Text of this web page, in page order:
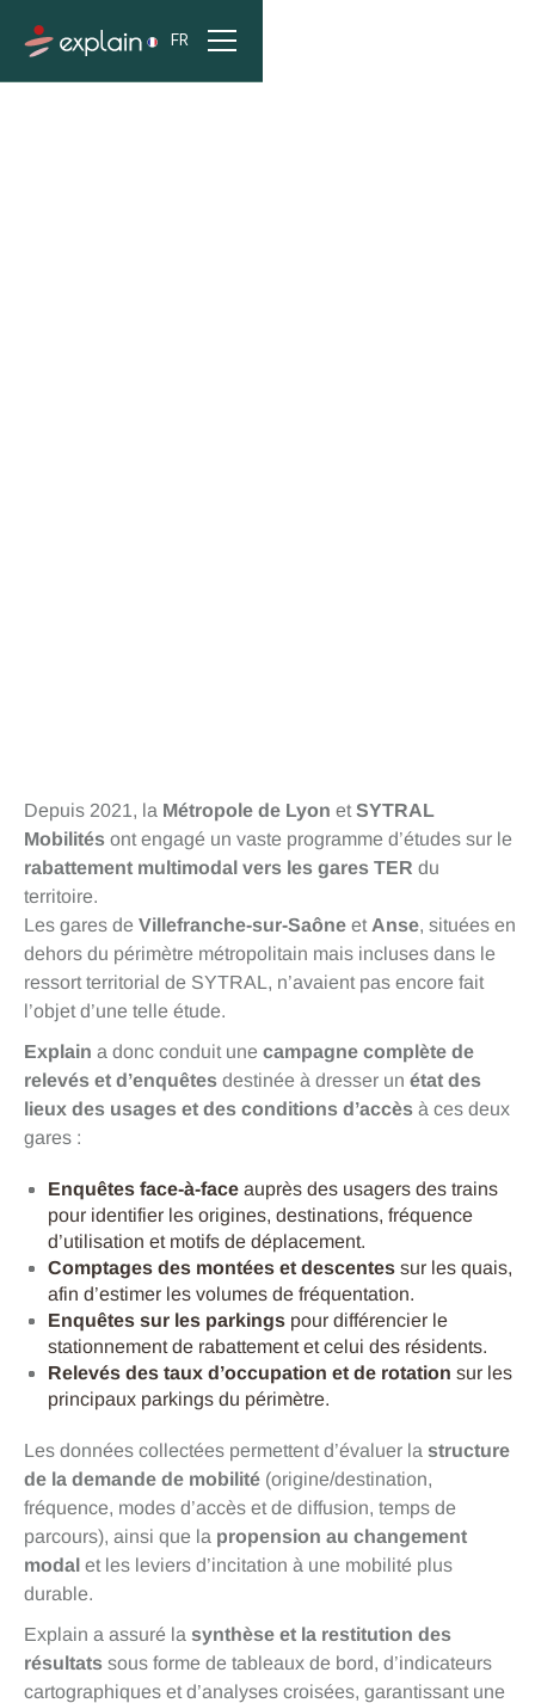
FR
Depuis 2021, la Métropole de Lyon et SYTRAL
Mobilités ont engagé un vaste programme d’études sur le
rabattement multimodal vers les gares TER du
territoire.
Les gares de Villefranche-sur-Saône et Anse, situées en
dehors du périmètre métropolitain mais incluses dans le
ressort territorial de SYTRAL, n’avaient pas encore fait
l’objet d’une telle étude.
Explain a donc conduit une campagne complète de
relevés et d’enquêtes destinée à dresser un état des
lieux des usages et des conditions d’accès à ces deux
gares :
Enquêtes face-à-face auprès des usagers des trains
pour identifier les origines, destinations, fréquence
d’utilisation et motifs de déplacement.
Comptages des montées et descentes sur les quais,
afin d’estimer les volumes de fréquentation.
Enquêtes sur les parkings pour différencier le
stationnement de rabattement et celui des résidents.
Relevés des taux d’occupation et de rotation sur les
principaux parkings du périmètre.
Les données collectées permettent d’évaluer la structure
de la demande de mobilité (origine/destination,
fréquence, modes d’accès et de diffusion, temps de
parcours), ainsi que la propension au changement
modal et les leviers d’incitation à une mobilité plus
durable.
Explain a assuré la synthèse et la restitution des
résultats sous forme de tableaux de bord, d’indicateurs
cartographiques et d’analyses croisées, garantissant une